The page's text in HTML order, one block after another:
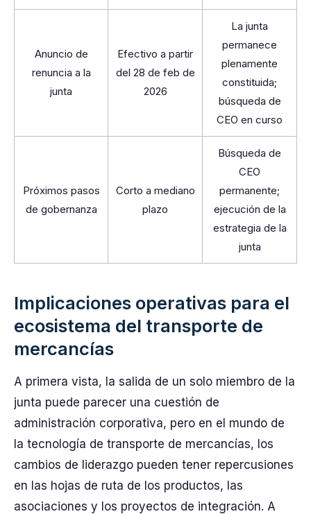
Anuncio de
renuncia a la
junta
Efectivo a partir
del 28 de feb de
2026
La junta
permanece
plenamente
constituida;
búsqueda de
CEO en curso
Próximos pasos
de gobernanza
Corto a mediano
plazo
Búsqueda de
CEO
permanente;
ejecución de la
estrategia de la
junta
Implicaciones operativas para el
ecosistema del transporte de
mercancías
A primera vista, la salida de un solo miembro de la
junta puede parecer una cuestión de
administración corporativa, pero en el mundo de
la tecnología de transporte de mercancías, los
cambios de liderazgo pueden tener repercusiones
en las hojas de ruta de los productos, las
asociaciones y los proyectos de integración. A